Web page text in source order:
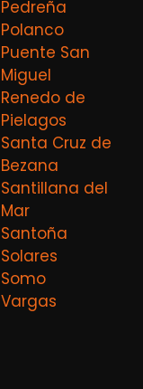
Pedreña
Polanco
Puente San
Miguel
Renedo de
Pielagos
Santa Cruz de
Bezana
Santillana del
Mar
Santoña
Solares
Somo
Vargas